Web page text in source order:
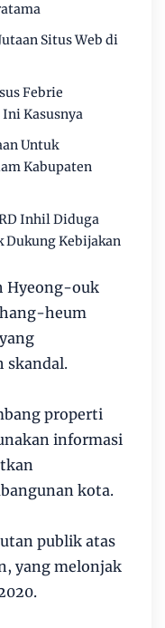
Situs Web di
Febrie
Kasusnya
Untuk
Kabupaten
Inhil Diduga
Dukung Kebijakan
Hyeong-ouk
heum
skandal.
properti
informasi
kota.
publik atas
yang melonjak